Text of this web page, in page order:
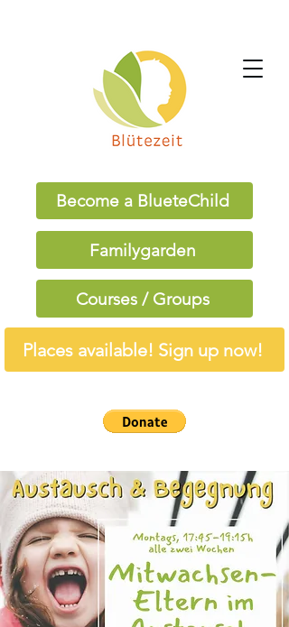
Become a BlueteChild
Familygarden
Courses / Groups
Places available! Sign up now!